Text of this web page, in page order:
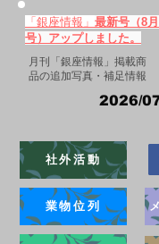
「銀座情報」 最新号（8月
号）アップしました。
月刊「銀座情報」掲載商
品の追加写真・補足情報
2026/
社外活動
業物位列